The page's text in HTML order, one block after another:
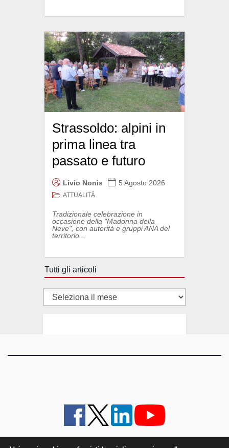
Strassoldo: alpini in
prima linea tra
passato e futuro
Livio Nonis 5 Agosto 2026
ATTUALITÀ
Tradizionale celebrazione in
occasione della "Madonna della
Neve", con autorità e gruppi ANA del
territorio...
Tutti gli articoli
Tutti